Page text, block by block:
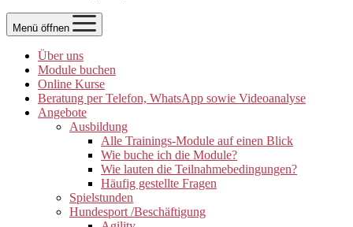
Menü öffnen
Über uns
Module buchen
Online Kurse
Beratung per Telefon, WhatsApp sowie Videoanalyse
Angebote
Ausbildung
Alle Trainings-Module auf einen Blick
Wie buche ich die Module?
Wie lauten die Teilnahmebedingungen?
Häufig gestellte Fragen
Spielstunden
Hundesport /Beschäftigung